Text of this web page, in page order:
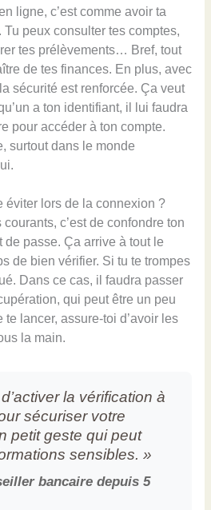
ligne, c’est comme avoir ta
peux consulter tes comptes,
tes prélèvements… Bref, tout
de tes finances. En plus, avec
sécurité est renforcée. Ça veut
a ton identifiant, il lui faudra
pour accéder à ton compte.
surtout dans le monde
éviter lors de la connexion ?
c’est de confondre ton
de passe. Ça arrive à tout le
de bien vérifier. Si tu te trompes
Dans ce cas, il faudra passer
qui peut être un peu
te lancer, assure-toi d’avoir les
la main.
la vérification à
sécuriser votre
petit geste qui peut
sensibles. »
bancaire depuis 5